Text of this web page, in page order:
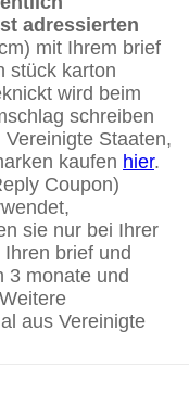
adressierten
mit Ihrem brief
stück karton
wird beim
schreiben
Staaten,
kaufen hier.
Coupon)
sie nur bei Ihrer
brief und
3 monate und
aus Vereinigte